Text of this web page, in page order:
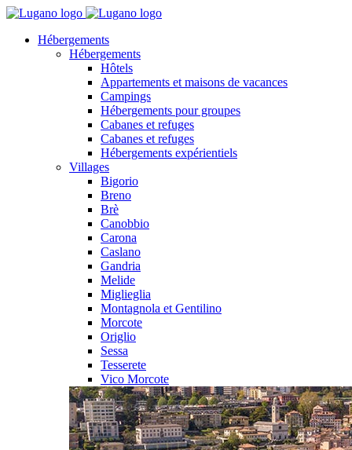
Hébergements
Hébergements
Hôtels
Appartements et maisons de vacances
Campings
Hébergements pour groupes
Cabanes et refuges
Cabanes et refuges
Hébergements expérientiels
Villages
Bigorio
Breno
Brè
Canobbio
Carona
Caslano
Gandria
Melide
Miglieglia
Montagnola et Gentilino
Morcote
Origlio
Sessa
Tesserete
Vico Morcote